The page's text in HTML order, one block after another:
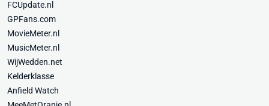
FCUpdate.nl
GPFans.com
MovieMeter.nl
MusicMeter.nl
WijWedden.net
Kelderklasse
Anfield Watch